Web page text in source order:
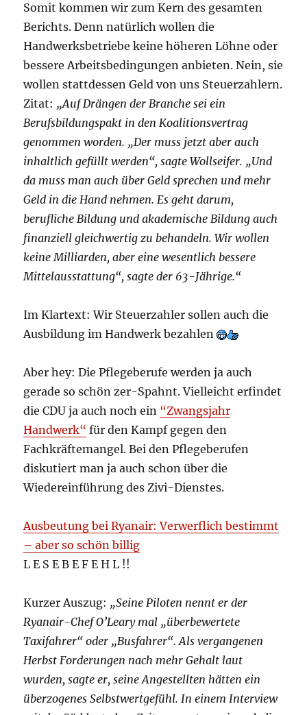
Somit kommen wir zum Kern des gesamten
Berichts. Denn natürlich wollen die
Handwerksbetriebe keine höheren Löhne oder
bessere Arbeitsbedingungen anbieten. Nein, sie
wollen stattdessen Geld von uns Steuerzahlern.
Zitat: „Auf Drängen der Branche sei ein
Berufsbildungspakt in den Koalitionsvertrag
genommen worden. „Der muss jetzt aber auch
inhaltlich gefüllt werden“, sagte Wollseifer. „Und
da muss man auch über Geld sprechen und mehr
Geld in die Hand nehmen. Es geht darum,
berufliche Bildung und akademische Bildung auch
finanziell gleichwertig zu behandeln. Wir wollen
keine Milliarden, aber eine wesentlich bessere
Mittelausstattung“, sagte der 63-Jährige.“
Im Klartext: Wir Steuerzahler sollen auch die
Ausbildung im Handwerk bezahlen
Aber hey: Die Pflegeberufe werden ja auch
gerade so schön zer-Spahnt. Vielleicht erfindet
die CDU ja auch noch ein “Zwangsjahr
Handwerk“ für den Kampf gegen den
Fachkräftemangel. Bei den Pflegeberufen
diskutiert man ja auch schon über die
Wiedereinführung des Zivi-Dienstes.
Ausbeutung bei Ryanair: Verwerflich bestimmt
– aber so schön billig
L E S E B E F E H L !!
Kurzer Auszug: „Seine Piloten nennt er der
Ryanair-Chef O’Leary mal „überbewertete
Taxifahrer“ oder „Busfahrer“. Als vergangenen
Herbst Forderungen nach mehr Gehalt laut
wurden, sagte er, seine Angestellten hätten ein
überzogenes Selbstwertgefühl. In einem Interview